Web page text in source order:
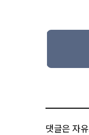
댓글은 자